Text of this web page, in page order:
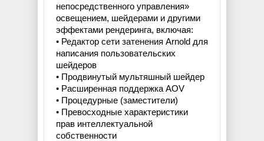
непосредственного управления»
освещением, шейдерами и другими
эффектами рендеринга, включая:
• Редактор сети затенения Arnold для
написания пользовательских
шейдеров
• Продвинутый мультяшный шейдер
• Расширенная поддержка AOV
• Процедурные (заместители)
• Превосходные характеристики
прав интеллектуальной
собственности